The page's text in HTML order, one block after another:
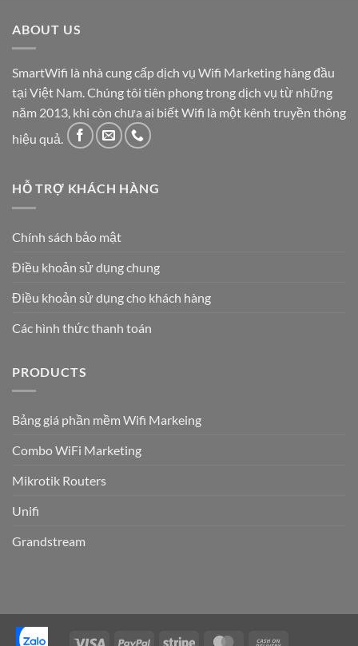
ABOUT US
SmartWifi là nhà cung cấp dịch vụ Wifi Marketing hàng đầu
tại Việt Nam. Chúng tôi tiên phong trong dịch vụ từ những
năm 2013, khi còn chưa ai biết Wifi là một kênh truyền thông
hiệu quả.
HỖ TRỢ KHÁCH HÀNG
Chính sách bảo mật
Điều khoản sử dụng chung
Điều khoản sử dụng cho khách hàng
Các hình thức thanh toán
PRODUCTS
Bảng giá phần mềm Wifi Markeing
Combo WiFi Marketing
Mikrotik Routers
Unifi
Grandstream
Visa PayPal Stripe MasterCard